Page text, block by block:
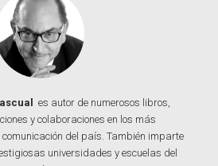
es autor de numerosos libros,
y colaboraciones en los más
del país. También imparte
universidades y escuelas del